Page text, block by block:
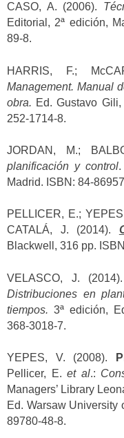
CASO, A. (2006).
Editorial, 2ª edición,
89-8.
HARRIS, F.;
Management. Manual
obra. Ed. Gustavo
252-1714-8.
JORDAN, M.;
planificación y control.
Madrid. ISBN: 84-
PELLICER, E.;
CATALÁ, J. (2014).
Blackwell, 316 pp.
VELASCO, J.
Distribuciones en
tiempos. 3ª edición,
368-3018-7.
YEPES, V. (2008).
Pellicer, E. et al.:
Managers’ Library
Ed. Warsaw University
89780-48-8.